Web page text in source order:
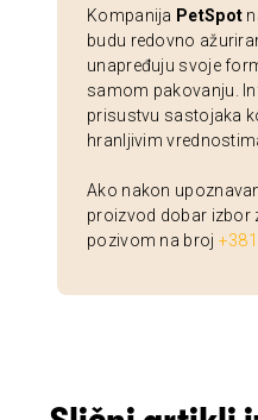
Kompanija PetSpot
budu redovno
unapređuju svoje
samom pakovanju.
prisustvu sastojaka
hranljivim
Ako nakon
proizvod dobar izbor
pozivom na broj